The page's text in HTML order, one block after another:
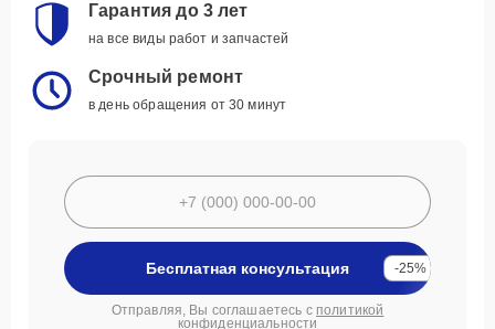
Гарантия до 3 лет
на все виды работ и запчастей
Срочный ремонт
в день обращения от 30 минут
Бесплатная консультация -25%
Отправляя, Вы соглашаетесь с политикой
конфиденциальности